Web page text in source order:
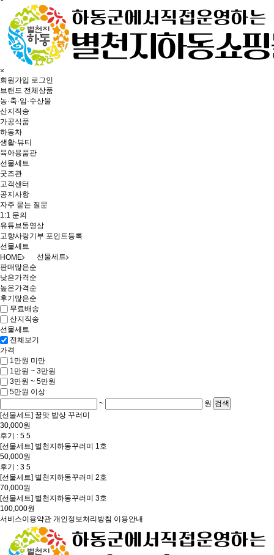
×
회원가입 로그인
브랜드 전체상품
농·축·임·수산물
산지직송
가공식품
하동차
생활·뷰티
육아용품관
선물세트
굿즈관
고객센터
공지사항
자주 묻는 질문
1:1 문의
유튜브동영상
고향사랑기부 포인트등록
선물세트
HOME
선물세트
판매많은순
낮은가격순
높은가격순
후기많은순
무료배송
산지직송
선물세트
전체보기
가격
1만원 미만
1만원 ~ 3만원
3만원 ~ 5만원
5만원 이상
~
원 검색
[선물세트] 꿀맛 밥상 꾸러미
30,000원
후기 : 5 5
[선물세트] 별천지하동꾸러미 1호
50,000원
후기 : 3 5
[선물세트] 별천지하동꾸러미 2호
70,000원
[선물세트] 별천지하동꾸러미 3호
100,000원
서비스이용약관 개인정보처리방침 이용안내